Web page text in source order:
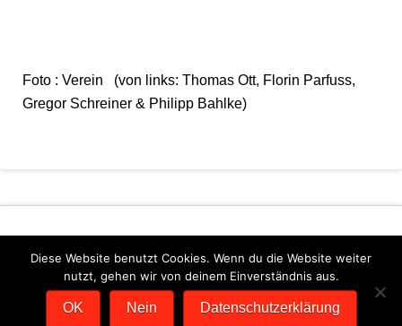
Foto : Verein (von links: Thomas Ott, Florin Parfuss,
Gregor Schreiner & Philipp Bahlke)
DATENSCHUTZERKLÄRUNG IMPRESSUM
Diese Website benutzt Cookies. Wenn du die Website weiter
nutzt, gehen wir von deinem Einverständnis aus.
OK Nein Datenschutzerklärung